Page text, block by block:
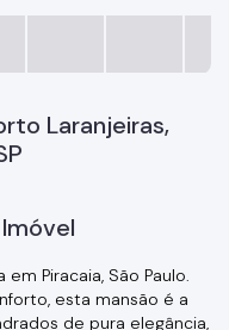
Laranjeiras,
Piracaia, São Paulo.
esta mansão é a
de pura elegância,